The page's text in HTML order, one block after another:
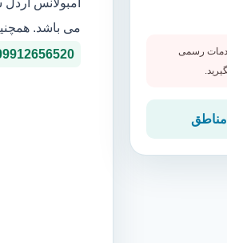
آمبولانس
می باشد.
رسمی